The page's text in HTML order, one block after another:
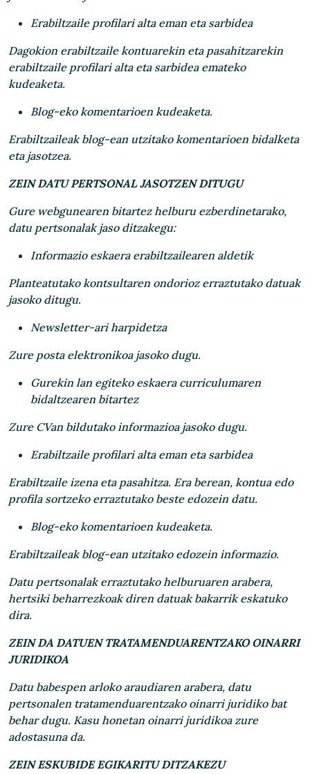
Erabiltzaile profilari alta eman eta sarbidea
Dagokion erabiltzaile kontuarekin eta pasahitzarekin
erabiltzaile profilari alta eta sarbidea emateko
kudeaketa.
Blog-eko komentarioen kudeaketa.
Erabiltzaileak blog-ean utzitako komentarioen bidalketa
eta jasotzea.
ZEIN DATU PERTSONAL JASOTZEN DITUGU
Gure webgunearen bitartez helburu ezberdinetarako,
datu pertsonalak jaso ditzakegu:
Informazio eskaera erabiltzailearen aldetik
Planteatutako kontsultaren ondorioz erraztutako datuak
jasoko ditugu.
Newsletter-ari harpidetza
Zure posta elektronikoa jasoko dugu.
Gurekin lan egiteko eskaera curriculumaren
bidaltzearen bitartez
Zure CVan bildutako informazioa jasoko dugu.
Erabiltzaile profilari alta eman eta sarbidea
Erabiltzaile izena eta pasahitza. Era berean, kontua edo
profila sortzeko erraztutako beste edozein datu.
Blog-eko komentarioen kudeaketa.
Erabiltzaileak blog-ean utzitako edozein informazio.
Datu pertsonalak erraztutako helburuaren arabera,
hertsiki beharrezkoak diren datuak bakarrik eskatuko
dira.
ZEIN DA DATUEN TRATAMENDUARENTZAKO OINARRI
JURIDIKOA
Datu babespen arloko araudiaren arabera, datu
pertsonalen tratamenduarentzako oinarri juridiko bat
behar dugu. Kasu honetan oinarri juridikoa zure
adostasuna da.
ZEIN ESKUBIDE EGIKARITU DITZAKEZU